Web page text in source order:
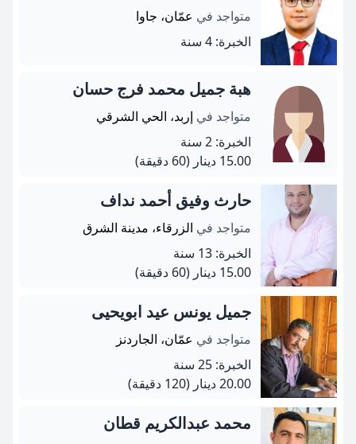
متواجد في عمّان، جاوا
الخبرة: 4 سنة
هبة جميل محمد فرج حسان
متواجد في إربد، الحي الشرقي
الخبرة: 2 سنة
15.00 دينار
(60 دقيقة)
حارث وفيق أحمد نداف
متواجد في الزرقاء، مدينة الشرق
الخبرة: 13 سنة
15.00 دينار
(60 دقيقة)
جميل يونس عيد ابويحيى
متواجد في عمّان، الجاردنز
الخبرة: 25 سنة
20.00 دينار
(120 دقيقة)
محمد عبدالكريم قطان